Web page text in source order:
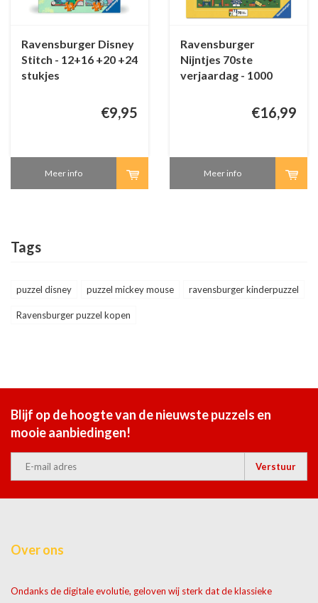
Ravensburger Disney
Stitch - 12+16 +20 +24
stukjes
€9,95
Meer info
Ravensburger
Nijntjes 70ste
verjaardag - 1000
€16,99
Meer info
Tags
puzzel disney puzzel mickey mouse ravensburger kinderpuzzel
Ravensburger puzzel kopen
Blijf op de hoogte van de nieuwste puzzels en
mooie aanbiedingen!
Verstuur
Over ons
Ondanks de digitale evolutie, geloven wij sterk dat de klassieke